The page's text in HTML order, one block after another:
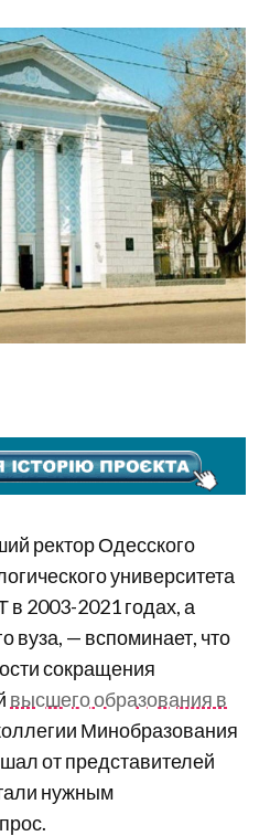
ректор Одесского
университета
2003-2021 годах, а
вуза, — вспоминает, что
сокращения
высшего образования в
Минобразования
от представителей
нужным